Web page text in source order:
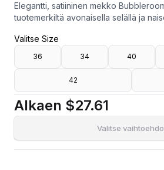
Elegantti, satiininen mekko
tuotemerkiltä avonaisella selällä ja
- Joustamaton materiaali
- Lyhyt vuori
- Drapeeraus selässä
- Kätketty vetoketju sivussa
- Halkio edessä
- Kokonaispituus koossa 36: 154 cm
Valitse Size
36 34 40
42
Alkaen $27.61
Valitse